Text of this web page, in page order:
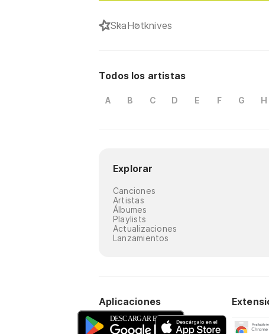
SkaHotknives
Todos los artistas
A B C D E F G H
Explorar
Canciones
Artistas
Álbumes
Playlists
Actualizaciones
Lanzamientos
Aplicaciones